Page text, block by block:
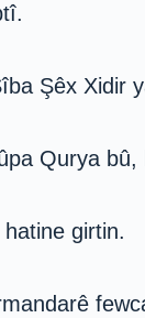
Şêx Xidir
Qurya
girtin.